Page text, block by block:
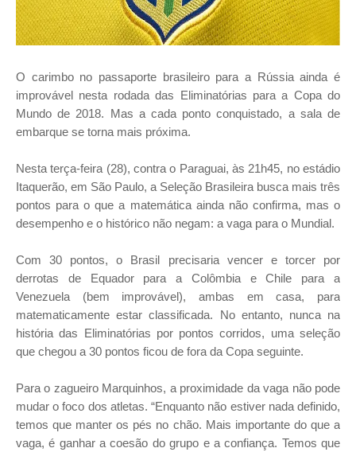
O carimbo no passaporte brasileiro para a Rússia ainda é
improvável nesta rodada das Eliminatórias para a Copa do
Mundo de 2018. Mas a cada ponto conquistado, a sala de
embarque se torna mais próxima.
Nesta terça-feira (28), contra o Paraguai, às 21h45, no estádio
Itaquerão, em São Paulo, a Seleção Brasileira busca mais três
pontos para o que a matemática ainda não confirma, mas o
desempenho e o histórico não negam: a vaga para o Mundial.
Com 30 pontos, o Brasil precisaria vencer e torcer por
derrotas de Equador para a Colômbia e Chile para a
Venezuela (bem improvável), ambas em casa, para
matematicamente estar classificada. No entanto, nunca na
história das Eliminatórias por pontos corridos, uma seleção
que chegou a 30 pontos ficou de fora da Copa seguinte.
Para o zagueiro Marquinhos, a proximidade da vaga não pode
mudar o foco dos atletas. “Enquanto não estiver nada definido,
temos que manter os pés no chão. Mais importante do que a
vaga, é ganhar a coesão do grupo e a confiança. Temos que